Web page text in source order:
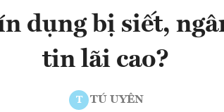
dụng bị siết,
tin lãi cao?
T TÚ UYÊN